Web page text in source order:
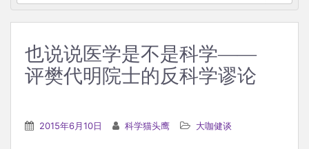
索：
也说说医学是不是科学——
评樊代明院士的反科学谬论
2015年6月10日 科学猫头鹰 大咖健谈